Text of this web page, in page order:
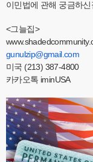
이민법에 관해 궁금하
<그늘집>
gunulzip@gmail.com
미국 (213) 387-4800
카카오톡 iminUSA